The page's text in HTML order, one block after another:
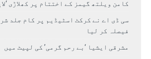
کامن ویلتھ گیمز کے اختتام پر کھلاڑی
سی ڈی اے نے کرکٹ اسٹیڈیم پر کام جلد
فیصلہ کر لیا
مشرقی ایشیا ‘بے رحم گرمی’ کی لپیٹ میں